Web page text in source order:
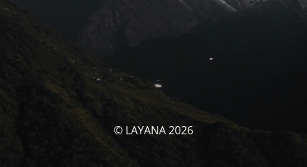
© LAYANA 2026